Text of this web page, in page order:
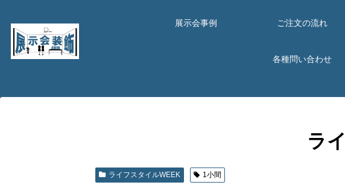
展示会事例 ご注文の流れ
各種問い合わせ
ラ
ライフスタイルWEEK 1小間